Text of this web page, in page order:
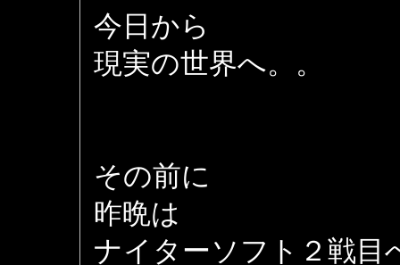
今日から
現実の世界へ。。
その前に
昨晩は
ナイターソフト２戦目